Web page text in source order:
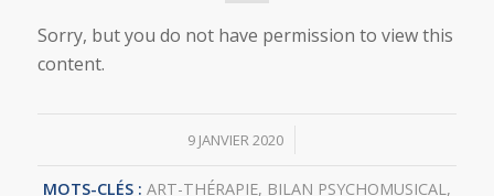
Sorry, but you do not have permission to view this
content.
9 JANVIER 2020
/
MOTS-CLÉS : ART-THÉRAPIE, BILAN PSYCHOMUSICAL,